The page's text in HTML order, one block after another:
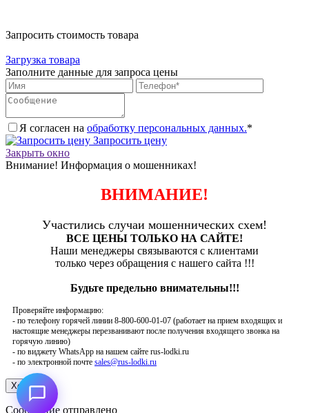
Запросить стоимость товара
Загрузка товара
Заполните данные для запроса цены
Я согласен на обработку персональных данных.*
Запросить цену
Закрыть окно
Внимание! Информация о мошенниках!
ВНИМАНИЕ!
Участились случаи мошеннических схем!
ВСЕ ЦЕНЫ ТОЛЬКО НА САЙТЕ!
Наши менеджеры связываются с клиентами
только через обращения с нашего сайта !!!
Будьте предельно внимательны!!!
Проверяйте информацию:
- по телефону горячей линии 8-800-600-01-07 (работает на прием входящих и
настоящие менеджеры перезванивают после получения входящего звонка на
горячую линию)
- по виджету WhatsApp на нашем сайте rus-lodki.ru
- по электронной почте sales@rus-lodki.ru
Сообщение отправлено